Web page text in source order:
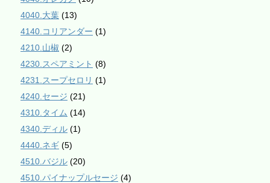
4040.大葉 (13)
4140.コリアンダー (1)
4210.山椒 (2)
4230.スペアミント (8)
4231.スープセロリ (1)
4240.セージ (21)
4310.タイム (14)
4340.ディル (1)
4440.ネギ (5)
4510.バジル (20)
4510.パイナップルセージ (4)